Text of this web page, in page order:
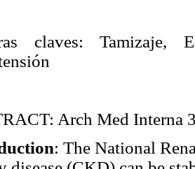
claves: Tamizaje,
Arch Med Interna
: The National